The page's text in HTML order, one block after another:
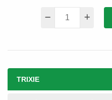
TRIXIE